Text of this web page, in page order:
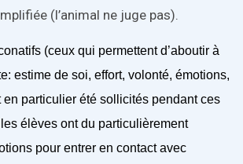
(l’animal ne juge pas).
(ceux qui permettent d’aboutir à
estime de soi, effort, volonté, émotions,
en particulier été sollicités pendant ces
élèves ont du particulièrement
pour entrer en contact avec